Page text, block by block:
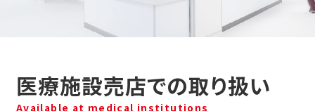
医療施設売店での取り扱い
Available at medical institutions